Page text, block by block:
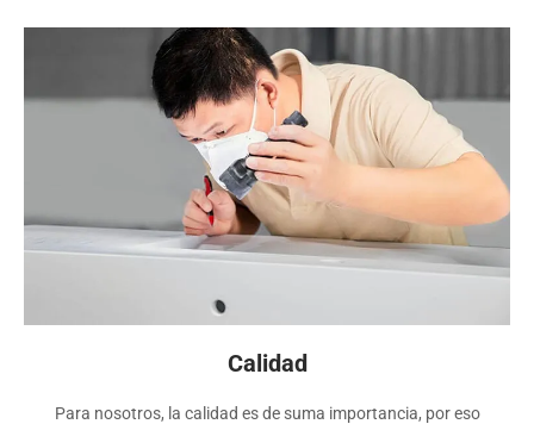
Calidad
Para nosotros, la calidad es de suma importancia, por eso